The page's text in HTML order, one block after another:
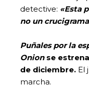
detective: «Esta
no un
Puñales por la
Onion se
de diciembre. El
marcha.